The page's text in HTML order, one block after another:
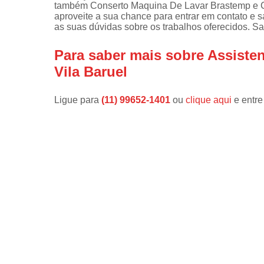
Instalações
lava e
Manutenções
de fogão
também Conserto Maquina De Lavar Brastemp
aproveite a sua chance para entrar em contato e
as suas dúvidas sobre os trabalhos oferecidos.
Para saber mais sobre
Vila Baruel
Ligue para (11) 99652-1401 ou clique aqui e